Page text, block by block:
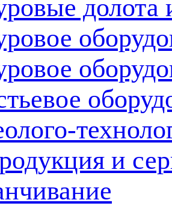
долота
и